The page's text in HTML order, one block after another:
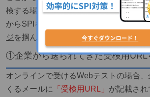
検する場合の、SPIの流れを3ステップ
からSPIを受ける予定の方は、こちらで
ジを掴んでおきましょう。
①企業から送られてきた受検用URL
オンラインで受けるWebテストの場合
くるメールに
「受検用URL」 が記載され